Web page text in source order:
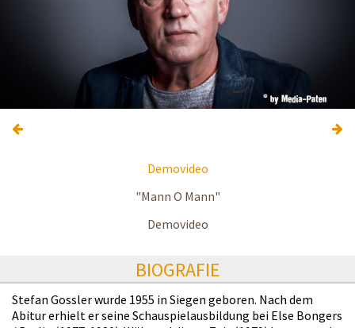
Demovideo
"Mann O Mann"
Demovideo
BIOGRAFIE
Stefan Gossler wurde 1955 in Siegen geboren. Nach dem
Abitur erhielt er seine Schauspielausbildung bei Else Bongers